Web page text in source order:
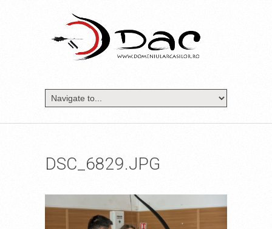
DSC_6829.JPG